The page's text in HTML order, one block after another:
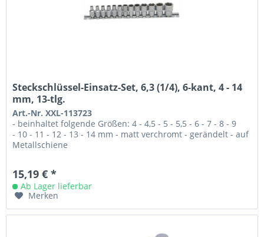
Steckschlüssel-Einsatz-Set, 6,3 (1/4), 6-kant, 4 - 14
mm, 13-tlg.
Art.-Nr. XXL-113723
- beinhaltet folgende Größen: 4 - 4,5 - 5 - 5,5 - 6 - 7 - 8 - 9
- 10 - 11 - 12 - 13 - 14 mm - matt verchromt - gerändelt - auf
Metallschiene
15,19 € *
Ab Lager lieferbar
Merken